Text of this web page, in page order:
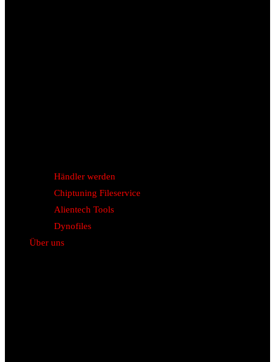
Händler werden
Chiptuning Fileservice
Alientech Tools
Dynofiles
Über uns